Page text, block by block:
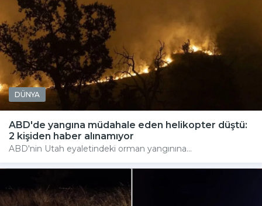
DÜNYA
ABD'de yangına müdahale eden helikopter düştü:
2 kişiden haber alınamıyor
ABD'nin Utah eyaletindeki orman yangınına...